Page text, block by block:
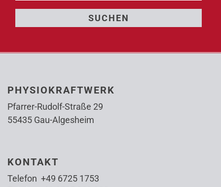
PHYSIOKRAFTWERK
Pfarrer-Rudolf-Straße 29
55435 Gau-Algesheim
KONTAKT
Telefon +49 6725 1753